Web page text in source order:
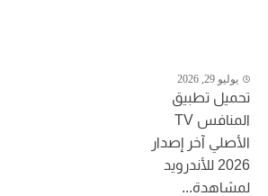
يوليو 29, 2026
تحميل تطبيق
المنافس TV
الأصلي آخر إصدار
2026 للأندرويد
لمشاهدة...